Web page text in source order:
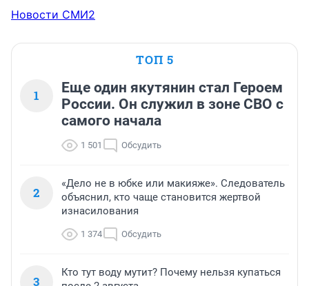
Новости СМИ2
ТОП 5
1
Еще один якутянин стал Героем
России. Он служил в зоне СВО с
самого начала
1 501 Обсудить
2
«Дело не в юбке или макияже». Следователь
объяснил, кто чаще становится жертвой
изнасилования
1 374 Обсудить
3
Кто тут воду мутит? Почему нельзя купаться